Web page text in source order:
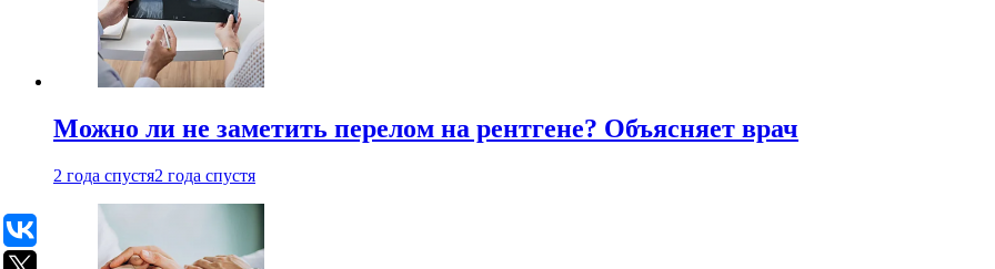
Можно ли не заметить перелом на рентгене? Объясняет врач
2 года спустя2 года спустя